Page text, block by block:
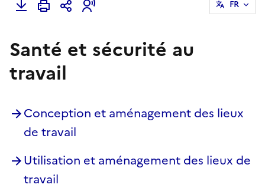
FR
Santé et sécurité au
travail
Conception et aménagement des lieux
de travail
Utilisation et aménagement des lieux de
travail